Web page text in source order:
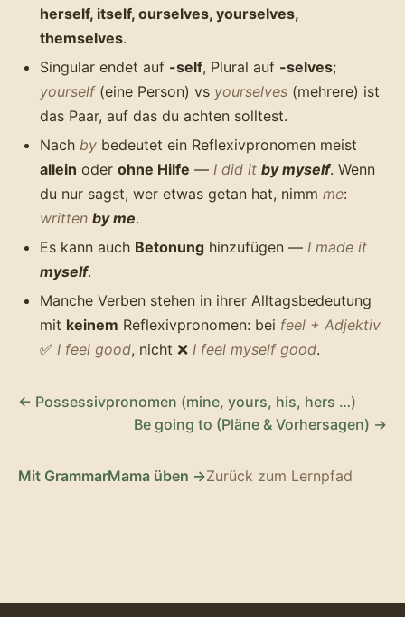
herself, itself, ourselves, yourselves,
themselves.
Singular endet auf -self, Plural auf -selves;
yourself(eine Person) vs yourselves (mehrere) ist
das Paar, auf das du achten solltest.
Nach by bedeutet ein Reflexivpronomen meist
allein oder ohne Hilfe — I did it by myself. Wenn
du nur sagst, wer etwas getan hat, nimm me:
written by me.
Es kann auch Betonung hinzufügen — I made it
myself.
Manche Verben stehen in ihrer Alltagsbedeutung
mit keinem Reflexivpronomen: bei feel + Adjektiv
✅ I feel good, nicht ❌ I feel myself good.
← Possessivpronomen (mine, yours, his, hers …)
Be going to (Pläne & Vorhersagen) →
Mit GrammarMama üben →Zurück zum Lernpfad